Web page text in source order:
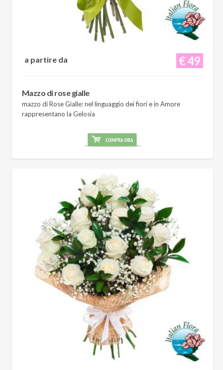
€ 49
a partire da
Mazzo di rose gialle
mazzo di Rose Gialle: nel linguaggio dei fiori e in Amore
rappresentano la Gelosia